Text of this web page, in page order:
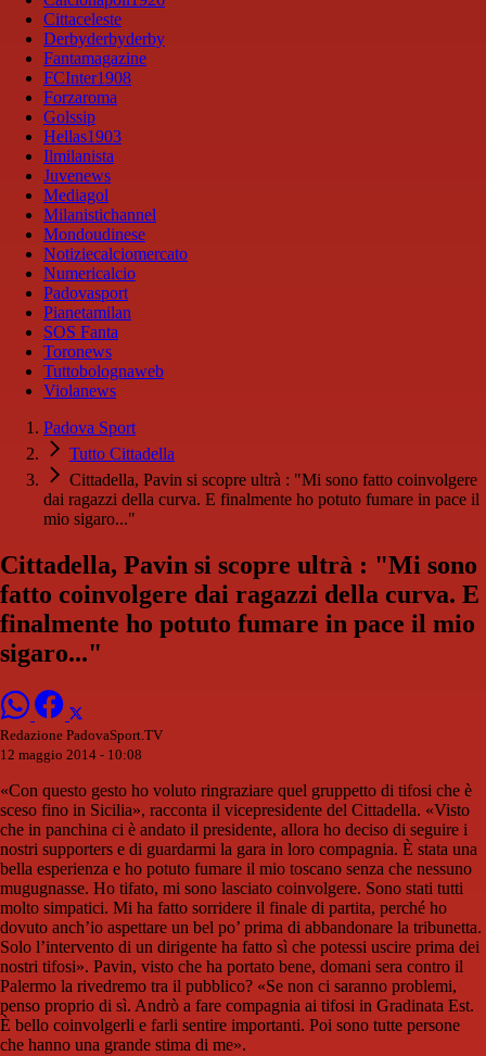
Cittaceleste
Derbyderbyderby
Fantamagazine
FCInter1908
Forzaroma
Golssip
Hellas1903
Ilmilanista
Juvenews
Mediagol
Milanistichannel
Mondoudinese
Notiziecalciomercato
Numericalcio
Padovasport
Pianetamilan
SOS Fanta
Toronews
Tuttobolognaweb
Violanews
Padova Sport
Tutto Cittadella
Cittadella, Pavin si scopre ultrà : "Mi sono fatto coinvolgere
dai ragazzi della curva. E finalmente ho potuto fumare in pace il
mio sigaro..."
Cittadella, Pavin si scopre ultrà : "Mi sono
fatto coinvolgere dai ragazzi della curva. E
finalmente ho potuto fumare in pace il mio
sigaro..."
Redazione PadovaSport.TV
12 maggio 2014 - 10:08
«Con questo gesto ho voluto ringraziare quel gruppetto di tifosi che è
sceso fino in Sicilia», racconta il vicepresidente del Cittadella. «Visto
che in panchina ci è andato il presidente, allora ho deciso di seguire i
nostri supporters e di guardarmi la gara in loro compagnia. È stata una
bella esperienza e ho potuto fumare il mio toscano senza che nessuno
mugugnasse. Ho tifato, mi sono lasciato coinvolgere. Sono stati tutti
molto simpatici. Mi ha fatto sorridere il finale di partita, perché ho
dovuto anch’io aspettare un bel po’ prima di abbandonare la tribunetta.
Solo l’intervento di un dirigente ha fatto sì che potessi uscire prima dei
nostri tifosi». Pavin, visto che ha portato bene, domani sera contro il
Palermo la rivedremo tra il pubblico? «Se non ci saranno problemi,
penso proprio di sì. Andrò a fare compagnia ai tifosi in Gradinata Est.
È bello coinvolgerli e farli sentire importanti. Poi sono tutte persone
che hanno una grande stima di me».